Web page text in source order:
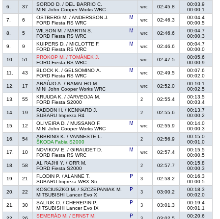
6.
37
SORDO D. / DEL BARRIO C.
MINI John Cooper Works WRC
wrc 02:45.8
00:03.9
00:00.1
7.
6
OSTBERG M. / ANDERSSON J.
FORD Fiesta RS WRC
wrc 02:46.3
00:04.4
00:00.5
8.
5
WILSON M. / MARTIN S.
FORD Fiesta RS WRC
wrc 02:46.6
00:04.7
00:00.3
9.
9
KUIPERS D. / MICLOTTE F.
FORD Fiesta RS WRC
wrc 02:46.6
00:04.7
00:00.0
10.
51
PROKOP M. / TOMÁNEK J.
FORD Fiesta RS WRC
wrc 02:47.5
00:05.6
00:00.9
11.
43
BLOCK K. / GELSOMINO A.
FORD Fiesta RS WRC
wrc 02:49.5
00:07.6
00:02.0
12.
17
ARAÚJO A. / RAMALHO M.
MINI John Cooper Works WRC
wrc 02:52.0
00:10.1
00:02.5
13.
55
KRUUDA K. / JÄRVEOJA M.
FORD Fiesta S2000
2 02:55.4
00:13.5
00:03.4
14.
19
PADDON H. / KENNARD J.
SUBARU Impreza R4
2 02:55.6
00:13.7
00:00.2
15.
12
OLIVEIRA D. / MUSSANO F.
MINI John Cooper Works WRC
wrc 02:55.9
00:14.0
00:00.3
16.
54
ABBRING K. / VANNESTE L.
ŠKODA Fabia S2000
2 02:56.9
00:15.0
00:01.0
17.
10
NOVIKOV E. / GIRAUDET D.
FORD Fiesta RS WRC
wrc 02:57.4
00:15.5
00:00.5
18.
58
AL RAJHI Y. / ORR M.
FORD Fiesta S2000
2 02:57.7
00:15.8
00:00.3
19.
21
FLODIN P. / ALANNE T.
SUBARU Impreza WRX Sti
3 02:58.2
00:16.3
00:00.5
20.
22
KOSCIUSZKO M. / SZCZEPANIAK M.
MITSUBISHI Lancer Evo X
3 03:00.2
00:18.3
00:02.0
21.
30
SALIUK O. / CHEREPIN P.
MITSUBISHI Lancer Evo IX
3 03:01.3
00:19.4
00:01.1
SEMERÁD M. / ERNST M.
00:20.6